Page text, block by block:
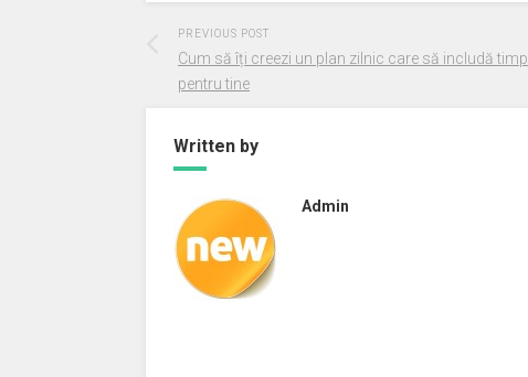
PREVIOUS POST
Cum să îți creezi un plan zilnic care să includă timp
pentru tine
Written by
Admin